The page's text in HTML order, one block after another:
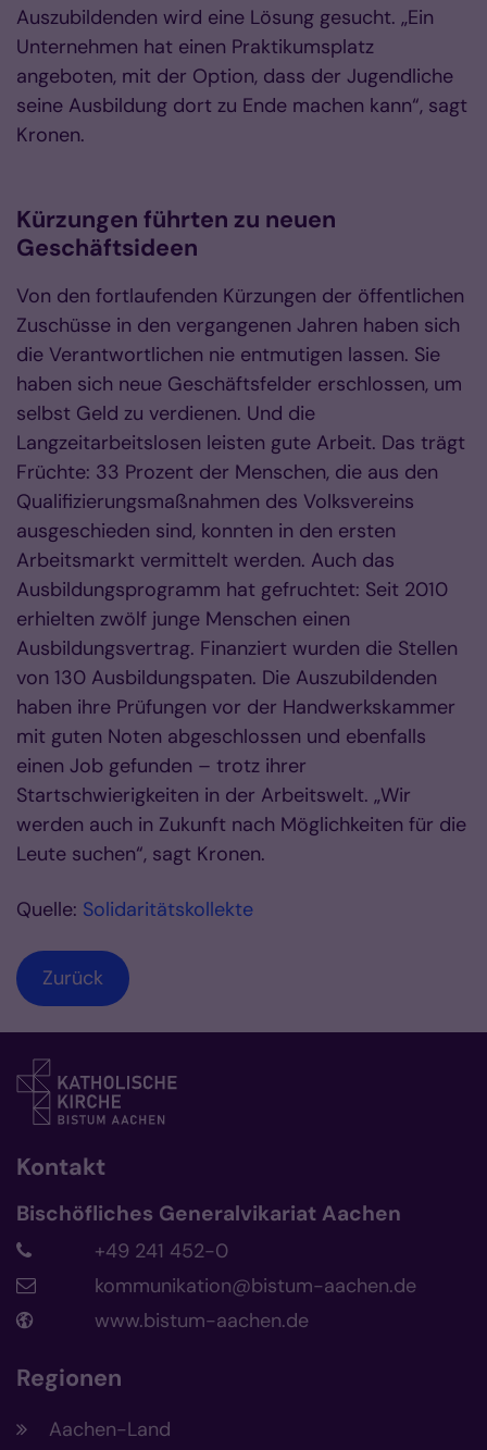
Auszubildenden wird eine Lösung gesucht. „Ein
Unternehmen hat einen Praktikumsplatz
angeboten, mit der Option, dass der Jugendliche
seine Ausbildung dort zu Ende machen kann“, sagt
Kronen.
Kürzungen führten zu neuen
Geschäftsideen
Von den fortlaufenden Kürzungen der öffentlichen
Zuschüsse in den vergangenen Jahren haben sich
die Verantwortlichen nie entmutigen lassen. Sie
haben sich neue Geschäftsfelder erschlossen, um
selbst Geld zu verdienen. Und die
Langzeitarbeitslosen leisten gute Arbeit. Das trägt
Früchte: 33 Prozent der Menschen, die aus den
Qualifizierungsmaßnahmen des Volksvereins
ausgeschieden sind, konnten in den ersten
Arbeitsmarkt vermittelt werden. Auch das
Ausbildungsprogramm hat gefruchtet: Seit 2010
erhielten zwölf junge Menschen einen
Ausbildungsvertrag. Finanziert wurden die Stellen
von 130 Ausbildungspaten. Die Auszubildenden
haben ihre Prüfungen vor der Handwerkskammer
mit guten Noten abgeschlossen und ebenfalls
einen Job gefunden – trotz ihrer
Startschwierigkeiten in der Arbeitswelt. „Wir
werden auch in Zukunft nach Möglichkeiten für die
Leute suchen“, sagt Kronen.
Quelle: Solidaritätskollekte
Zurück
Kontakt
Bischöfliches Generalvikariat Aachen
+49 241 452-0
kommunikation@bistum-aachen.de
www.bistum-aachen.de
Regionen
Aachen-Land